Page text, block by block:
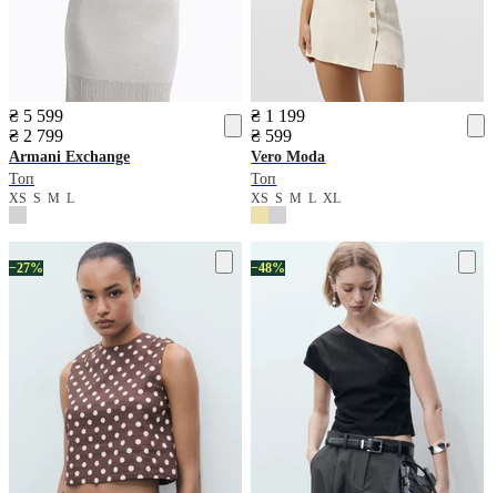
₴ 5 599
₴ 2 799
Armani Exchange
Топ
XS S M L
₴ 1 199
₴ 599
Vero Moda
Топ
XSSMLXL
−27% −48%